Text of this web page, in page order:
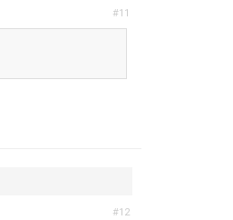
#11
#12